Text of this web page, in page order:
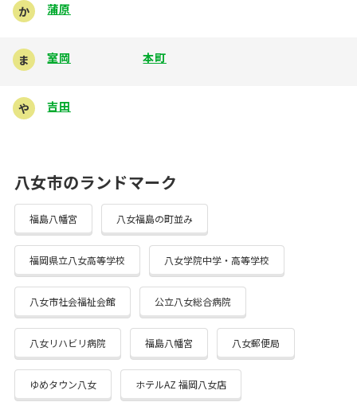
か 蒲原
ま 室岡 本町
や 吉田
八女市のランドマーク
福島八幡宮 八女福島の町並み
福岡県立八女高等学校 八女学院中学・高等学校
八女市社会福祉会館 公立八女総合病院
八女リハビリ病院 福島八幡宮 八女郵便局
ゆめタウン八女 ホテルAZ 福岡八女店